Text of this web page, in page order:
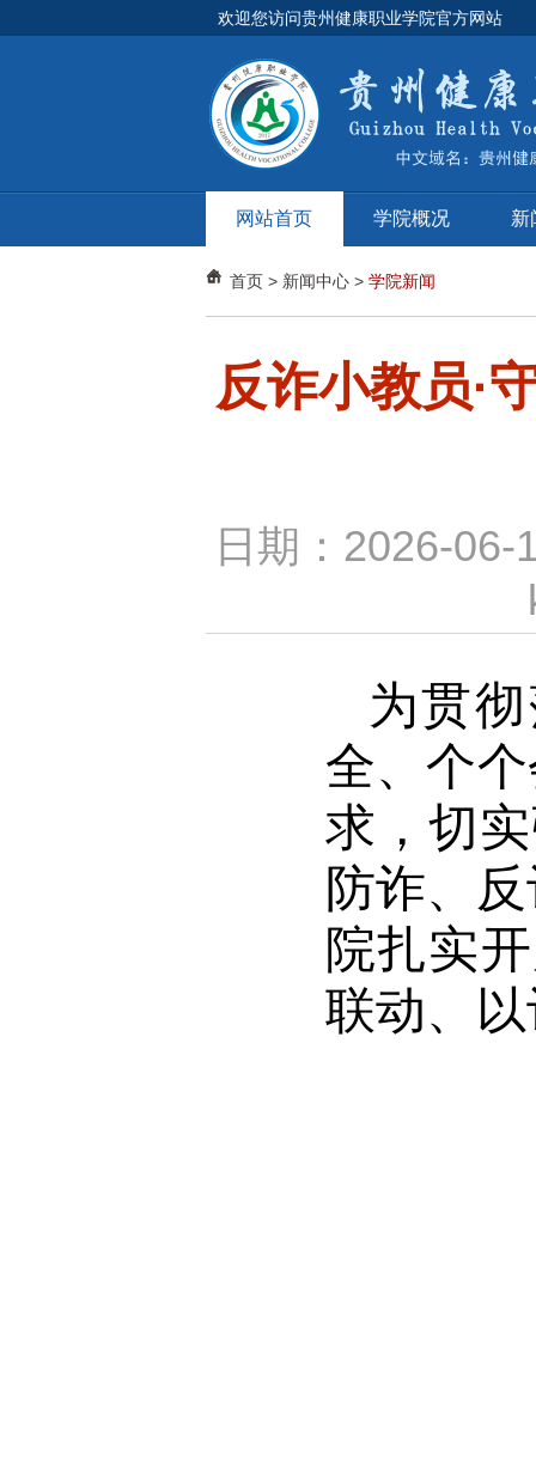
欢迎您访问贵州健康职业学院官方网站
网站首页 学院概况 新
首页> 新闻中心> 学院新闻
反诈小教员·
日期：2026-
为贯
全、个
求，切
防诈、
院扎实
联动、